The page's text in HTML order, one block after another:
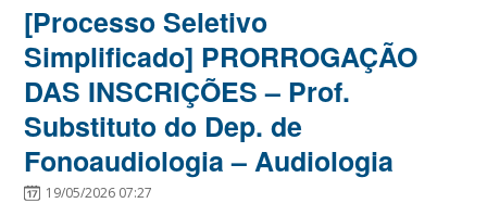
[Processo Seletivo
Simplificado] PRORROGAÇÃO
DAS INSCRIÇÕES – Prof.
Substituto do Dep. de
Fonoaudiologia – Audiologia
19/05/2026 07:27